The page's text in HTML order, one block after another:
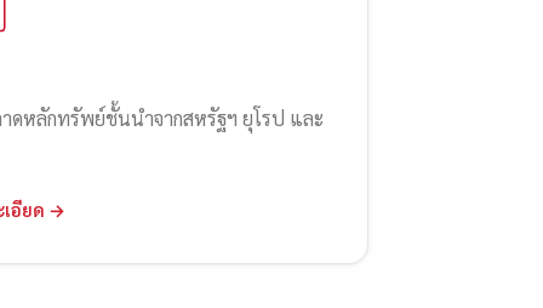
ดหลักทรัพย์ชั้นนำจากสหรัฐฯ ยุโรป และ
เอียด →